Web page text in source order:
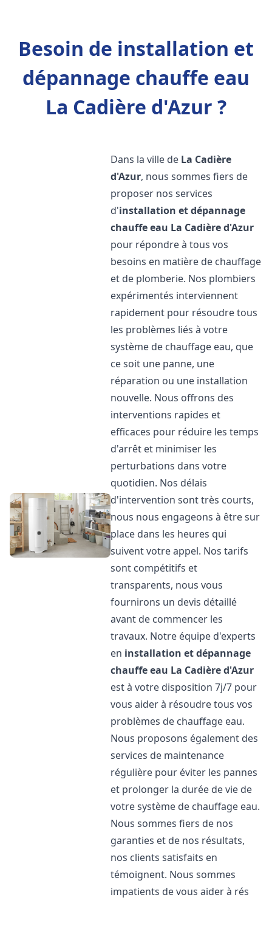
Besoin de installation et
dépannage chauffe eau
La Cadière d'Azur ?
Dans la ville de La Cadière
d'Azur, nous sommes fiers de
proposer nos services
d'installation et dépannage
chauffe eau La Cadière d'Azur
pour répondre à tous vos
besoins en matière de chauffage
et de plomberie. Nos plombiers
expérimentés interviennent
rapidement pour résoudre tous
les problèmes liés à votre
système de chauffage eau, que
ce soit une panne, une
réparation ou une installation
nouvelle. Nous offrons des
interventions rapides et
efficaces pour réduire les temps
d'arrêt et minimiser les
perturbations dans votre
quotidien. Nos délais
d'intervention sont très courts,
nous nous engageons à être sur
place dans les heures qui
suivent votre appel. Nos tarifs
sont compétitifs et
transparents, nous vous
fournirons un devis détaillé
avant de commencer les
travaux. Notre équipe d'experts
en installation et dépannage
chauffe eau La Cadière d'Azur
est à votre disposition 7j/7 pour
vous aider à résoudre tous vos
problèmes de chauffage eau.
Nous proposons également des
services de maintenance
régulière pour éviter les pannes
et prolonger la durée de vie de
votre système de chauffage eau.
Nous sommes fiers de nos
garanties et de nos résultats,
nos clients satisfaits en
témoignent. Nous sommes
impatients de vous aider à rés